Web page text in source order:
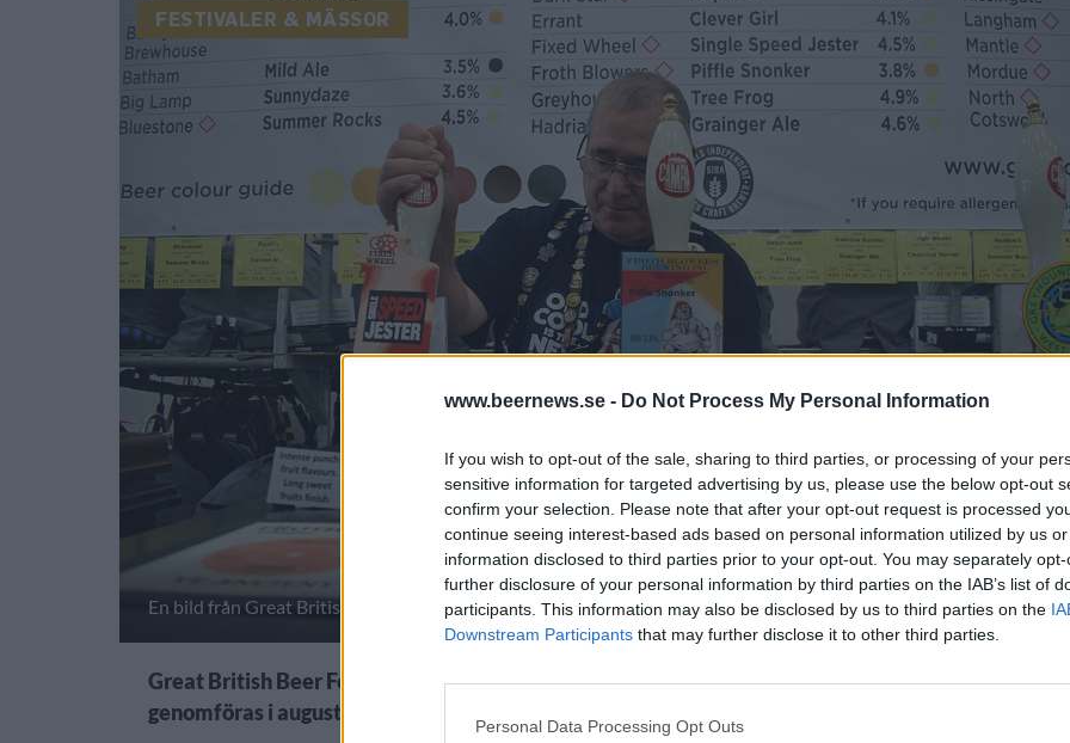
www.beernews.se - Do Not Process My Personal Information
If you wish to opt-out of the sale, sharing to third parties, or processing of your
sensitive information for targeted advertising by us, please use the below opt-out
confirm your selection. Please note that after your opt-out request is processed
continue seeing interest-based ads based on personal information utilized by us
information disclosed to third parties prior to your opt-out. You may separately
further disclosure of your personal information by third parties on the IAB’s list of
participants. This information may also be disclosed by us to third parties on the
Downstream Participants that may further disclose it to other third parties.
Personal Data Processing Opt Outs
FESTIVALER & MÄSSOR
En bild från Great British Beer Festival när den arrangerades senast, 2019.Foto:Ronny Karlsson
Great British Beer Festival ställs in även 2021. Tidigare fanns hoppet om att festen skulle kunna
genomföras i augusti men det är nu klart att det inte blir något.